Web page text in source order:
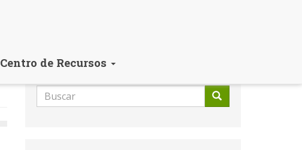
Centro de Recursos
Formulario
de